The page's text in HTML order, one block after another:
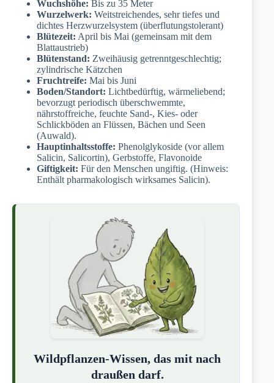
Wuchshöhe: Bis zu 35 Meter
Wurzelwerk: Weitstreichendes, sehr tiefes und
dichtes Herzwurzelsystem (überflutungstolerant)
Blütezeit: April bis Mai (gemeinsam mit dem
Blattaustrieb)
Blütenstand: Zweihäusig getrenntgeschlechtig;
zylindrische Kätzchen
Fruchtreife: Mai bis Juni
Boden/Standort: Lichtbedürftig, wärmeliebend;
bevorzugt periodisch überschwemmte,
nährstoffreiche, feuchte Sand-, Kies- oder
Schlickböden an Flüssen, Bächen und Seen
(Auwald).
Hauptinhaltsstoffe: Phenolglykoside (vor allem
Salicin, Salicortin), Gerbstoffe, Flavonoide
Giftigkeit: Für den Menschen ungiftig. (Hinweis:
Enthält pharmakologisch wirksames Salicin).
Wildpflanzen-Wissen, das mit nach
draußen darf.